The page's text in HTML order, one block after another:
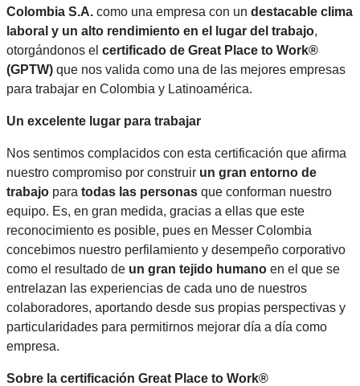
Colombia S.A. como una empresa con un destacable clima
laboral y un alto rendimiento en el lugar del trabajo,
otorgándonos el certificado de Great Place to Work®
(GPTW) que nos valida como una de las mejores empresas
para trabajar en Colombia y Latinoamérica.
Un excelente lugar para trabajar
Nos sentimos complacidos con esta certificación que afirma
nuestro compromiso por construir un gran entorno de
trabajo para todas las personas que conforman nuestro
equipo. Es, en gran medida, gracias a ellas que este
reconocimiento es posible, pues en Messer Colombia
concebimos nuestro perfilamiento y desempeño corporativo
como el resultado de un gran tejido humano en el que se
entrelazan las experiencias de cada uno de nuestros
colaboradores, aportando desde sus propias perspectivas y
particularidades para permitirnos mejorar día a día como
empresa.
Sobre la certificación Great Place to Work®